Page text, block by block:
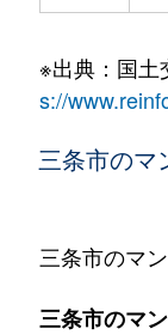
※出典：国土
s://
三条市のマ
三条市のマ
三条市のマ